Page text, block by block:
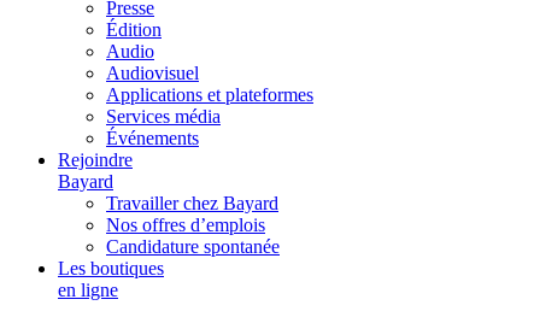
Presse
Édition
Audio
Audiovisuel
Applications et plateformes
Services média
Événements
Rejoindre
Bayard
Travailler chez Bayard
Nos offres d’emplois
Candidature spontanée
Les boutiques
en ligne